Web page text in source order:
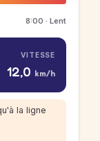
8:00 · Lent
VITESSE
12,0 km/h
la ligne